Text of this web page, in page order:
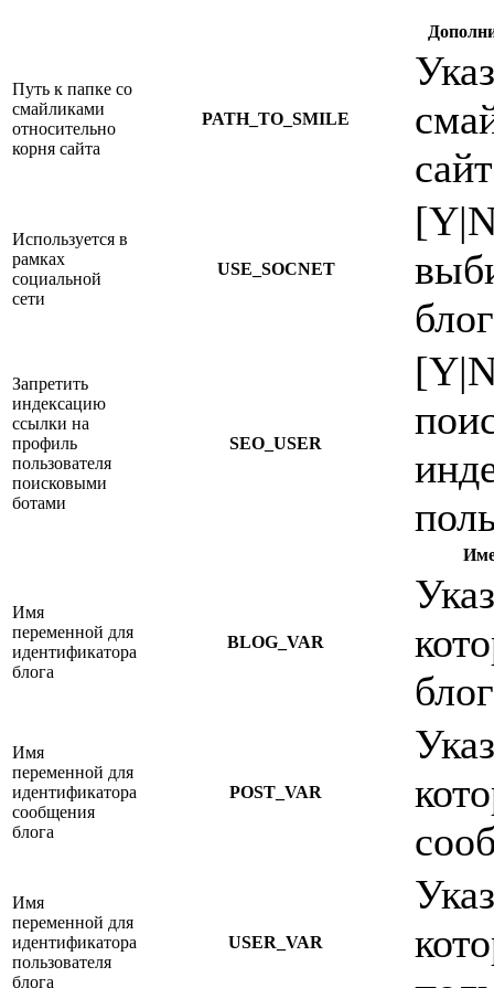
Путь к папке со
смайликами
относительно
корня сайта
PATH_TO_SMILE
Используется в
рамках
социальной
сети
USE_SOCNET
Запретить
индексацию
ссылки на
профиль
пользователя
поисковыми
ботами
SEO_USER
Имя
переменной для
идентификатора
блога
BLOG_VAR
Имя
переменной для
идентификатора
сообщения
блога
POST_VAR
Имя
переменной для
идентификатора
пользователя
блога
USER_VAR